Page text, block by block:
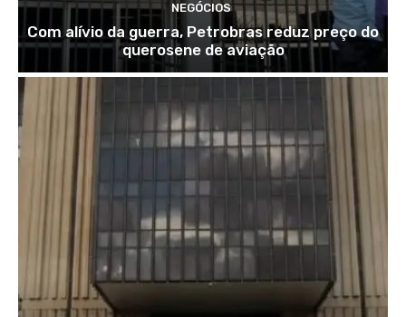
NEGÓCIOS
Com alívio da guerra, Petrobras reduz preço do
querosene de aviação